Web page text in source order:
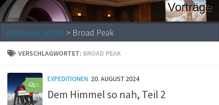
Vorträge
abenteuer leben > Broad Peak
VERSCHLAGWORTET: BROAD PEAK
5
EXPEDITIONEN 20. AUGUST 2024
Dem Himmel so nah, Teil 2